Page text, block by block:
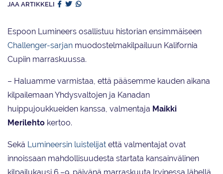
JAA ARTIKKELI
Espoon Lumineers osallistuu historian ensimmäiseen
Challenger-sarjan muodostelmakilpailuun Kalifornia
Cupiin marraskuussa.
– Haluamme varmistaa, että pääsemme kauden aikana
kilpailemaan Yhdysvaltojen ja Kanadan
huippujoukkueiden kanssa, valmentaja Maikki
Merilehto kertoo.
Sekä Lumineersin luistelijat että valmentajat ovat
innoissaan mahdollisuudesta startata kansainvälinen